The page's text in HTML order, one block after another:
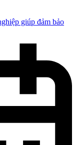
giúp đảm bảo